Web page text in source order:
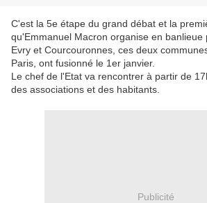
C'est la 5e étape du grand débat et la
qu'Emmanuel Macron organise en banlieue
Evry et Courcouronnes, ces deux
Paris, ont fusionné le 1er janvier.
Le chef de l'Etat va rencontrer à partir de
des associations et des habitants.
Publicité